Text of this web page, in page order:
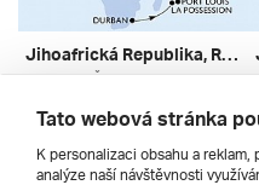
Jihoafrická Republika, Reunion, Mauricius, Madagaskar, Seychely, Jordánsko, Egypt, Řecko, Chorvatsko, Itálie Z Durbanu Na Lodi Msc Armonia ***
Seychely, Řecko, Mauricius, Madagaskar, Jordánsko, Jihoafrická Republika, Itálie, Chorvatsko, Francie, Egypt
1. 4. – 27. 4. 2027
45 470 Kč
Tato webová stránka
K personalizaci obsahu a
analýze naší návštěvnosti